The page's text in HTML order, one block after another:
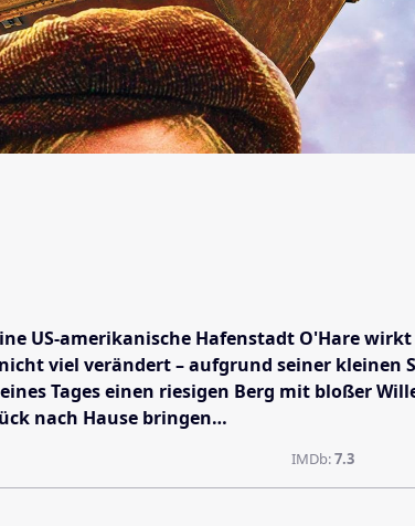
US-amerikanische Hafenstadt O'Hare
viel verändert – aufgrund seiner
Tages einen riesigen Berg mit bloßer
nach Hause bringen…
IMDb:7.3